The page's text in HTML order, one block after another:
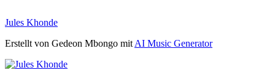
Jules Khonde
Erstellt von Gedeon Mbongo mit AI Music Generator